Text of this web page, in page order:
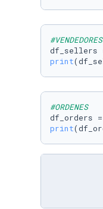
#VENDEDORES
df_sellers
print
#ORDENES
df_orders
print